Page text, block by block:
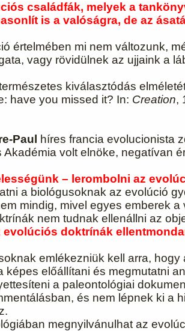
családfák, melyek a
is a valóságra, de az
értelmében mi nem változunk,
vagy rövidülnek az ujjaink a
kiválasztódás
have you missed it? In: Creation,
Paul
híres francia evolucionista
Akadémia volt elnöke, negatívan
– lerombolni az
a biológusoknak az evolúció
mindig, mivel egyes emberek
nem tudnak ellenállni az
evolúciós doktrínák
emlékezniük kell arra, hogy
képes előállítani és megmutatni
a paleontológiai
és nem lépnek ki a
megnyilvánulhat az